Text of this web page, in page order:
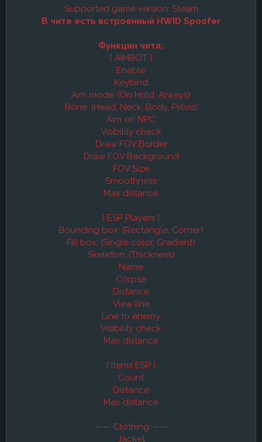
Supported game version: Steam
В чите есть встроенный HWID Spoofer
Функции чита:
[ AIMBOT ]
Enable
Keybind
Aim mode: (On Hold, Always)
Bone: (Head, Neck, Body, Pelvis)
Aim on NPC
Visibility check
Draw FOV Border
Draw FOV Background
FOV Size
Smoothness
Max distance
[ ESP Players ]
Bounding box: (Rectangle, Corner)
Fill box: (Single color, Gradient)
Skeleton: (Thickness)
Name
Corpse
Distance
View line
Line to enemy
Visibility check
Max distance
[ Items ESP ]
Count
Distance
Max distance
—— Clothing ——
Jacket